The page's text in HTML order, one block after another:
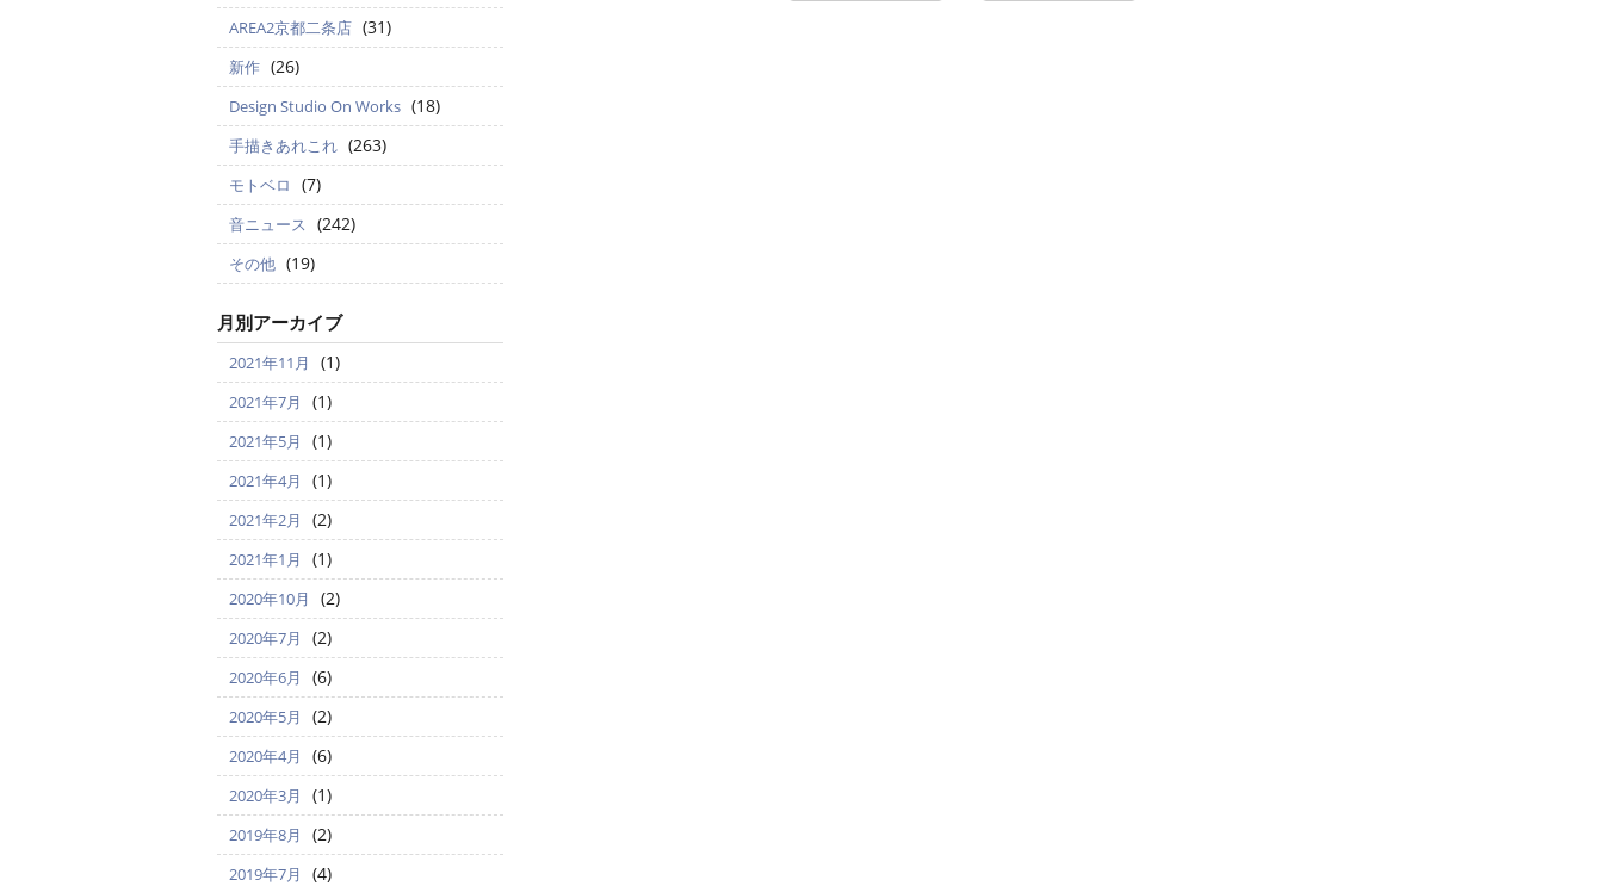
AREA2京都二条店 (31)
新作 (26)
Design Studio On Works (18)
手描きあれこれ (263)
モトベロ (7)
音ニュース (242)
その他 (19)
月別アーカイブ
2021年11月 (1)
2021年7月 (1)
2021年5月 (1)
2021年4月 (1)
2021年2月 (2)
2021年1月 (1)
2020年10月 (2)
2020年7月 (2)
2020年6月 (6)
2020年5月 (2)
2020年4月 (6)
2020年3月 (1)
2019年8月 (2)
2019年7月 (4)